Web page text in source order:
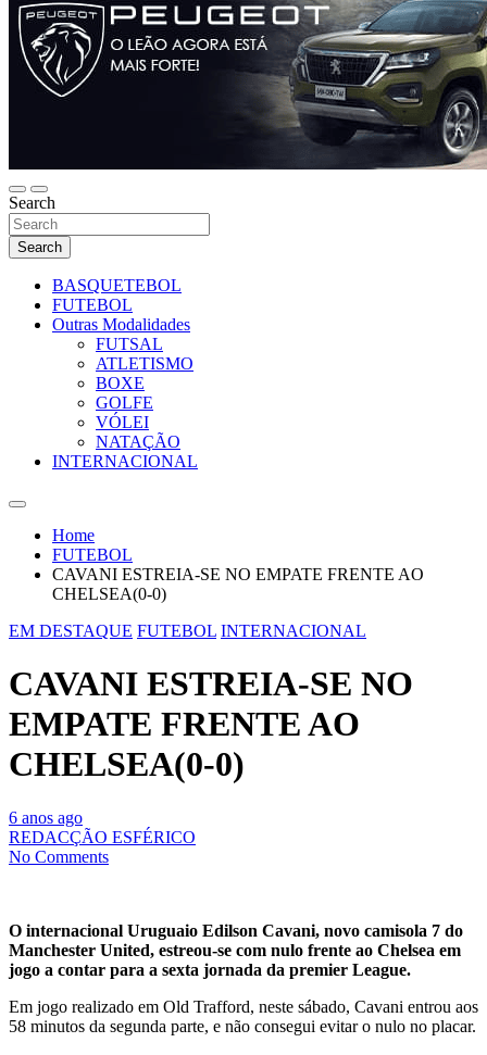
Search
Search
BASQUETEBOL
FUTEBOL
Outras Modalidades
FUTSAL
ATLETISMO
BOXE
GOLFE
VÓLEI
NATAÇÃO
INTERNACIONAL
Home
FUTEBOL
CAVANI ESTREIA-SE NO EMPATE FRENTE AO
CHELSEA(0-0)
EM DESTAQUE FUTEBOL INTERNACIONAL
CAVANI ESTREIA-SE NO
EMPATE FRENTE AO
CHELSEA(0-0)
6 anos ago
REDACÇÃO ESFÉRICO
No Comments
O internacional Uruguaio Edilson Cavani, novo camisola 7 do
Manchester United, estreou-se com nulo frente ao Chelsea em
jogo a contar para a sexta jornada da premier League.
Em jogo realizado em Old Trafford, neste sábado, Cavani entrou aos
58 minutos da segunda parte, e não consegui evitar o nulo no placar.